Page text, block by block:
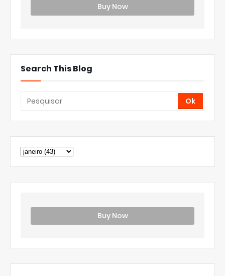
Buy Now
Search This Blog
Buy Now